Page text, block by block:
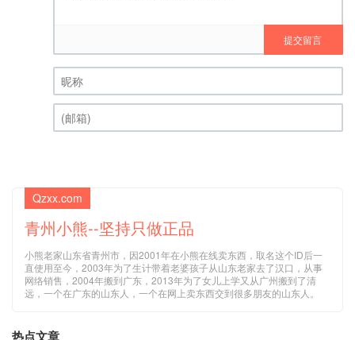
提交留言
昵称 (必填)
Qzxx.com
青州小熊--坚持只做正品
小熊老家山东省青州市，因2001年在小熊在线卖东西，取名这个ID后一
直使用至今，2003年为了生计带着老婆孩子从山东老家去了汉口，从事
网络销售，2004年搬到广东，2013年为了女儿上学又从广州搬到了清
远，一个在广东的山东人，一个在网上卖东西交到很多朋友的山东人。
热点文章